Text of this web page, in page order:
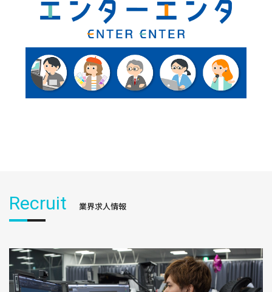
Recruit 業界求人情報